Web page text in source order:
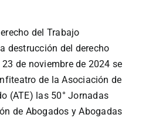
del Trabajo
destrucción del derecho
de noviembre de 2024 se
de la Asociación de
(ATE) las 50° Jornadas
de Abogados y Abogadas